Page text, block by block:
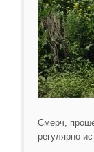
Смерч,
регулярно